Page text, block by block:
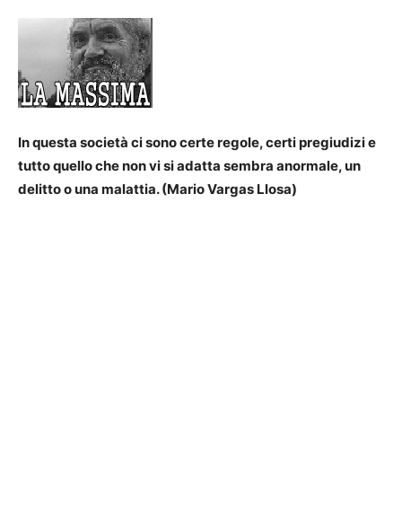
In questa società ci sono certe regole, certi pregiudizi e
tutto quello che non vi si adatta sembra anormale, un
delitto o una malattia. (Mario Vargas Llosa)